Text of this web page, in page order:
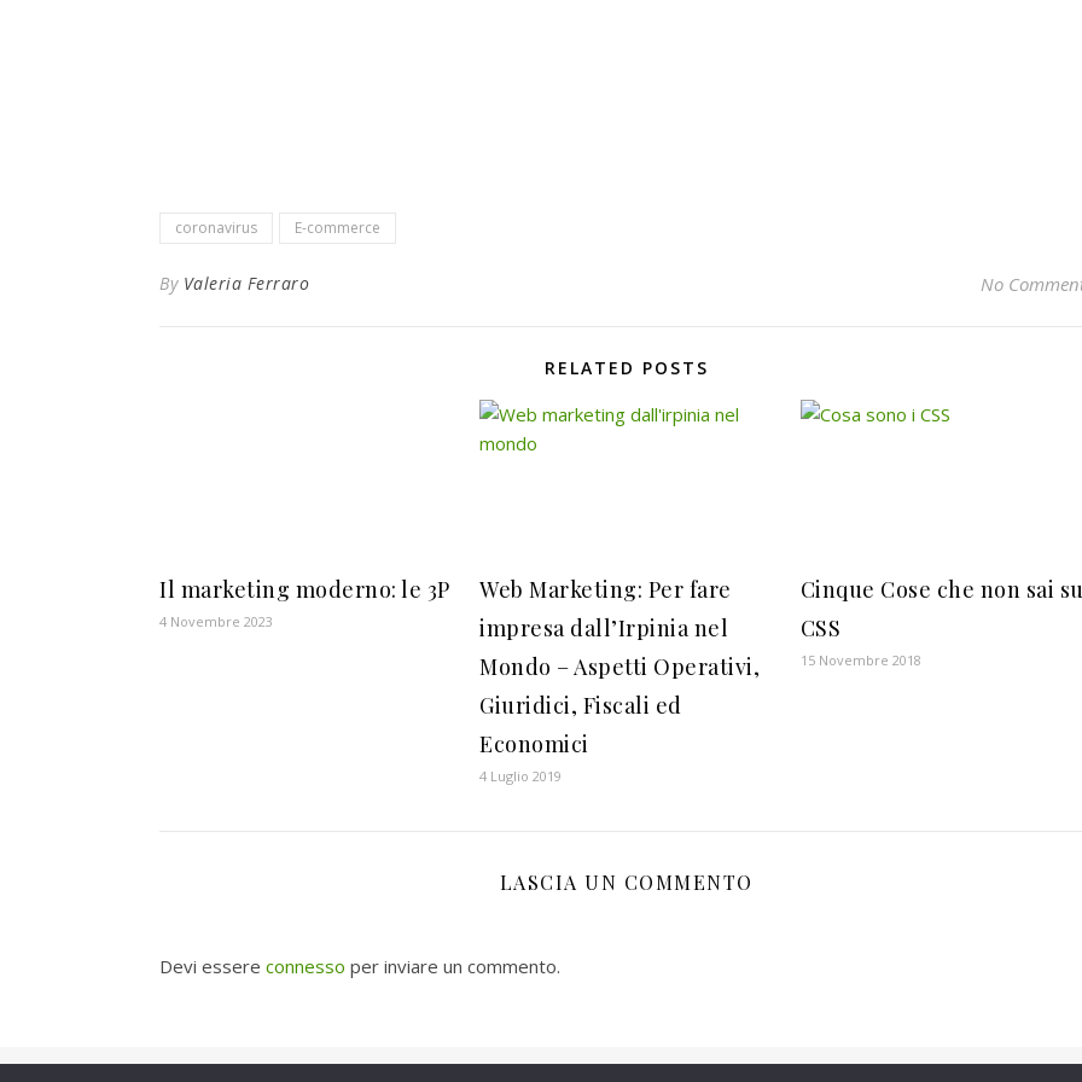
coronavirus E-commerce
By Valeria Ferraro No
RELATED POSTS
Il marketing moderno: le 3P
4 Novembre 2023
Web Marketing: Per fare
impresa dall’Irpinia nel
Mondo – Aspetti Operativi,
Giuridici, Fiscali ed
Economici
4 Luglio 2019
Cinque Cose che non sai
CSS
15 Novembre 2018
LASCIA UN COMMENTO
Devi essere connesso per inviare un commento.